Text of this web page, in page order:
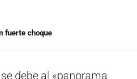
fuerte choque
debe al «panorama